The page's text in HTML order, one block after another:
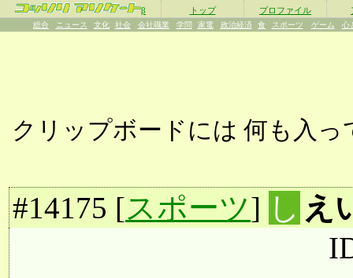
β トップ プロファイル
総合 ニュース 文化 社会 会社職業 学問 家電 政治経済 食 スポーツ ゲーム 心
クリップボードには 何も入っ
#14175 [スポーツ] し え